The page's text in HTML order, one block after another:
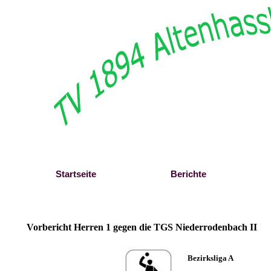
Startseite Berichte
Vorbericht Herren 1 gegen die TGS Niederrodenbach II
Bezirksliga A